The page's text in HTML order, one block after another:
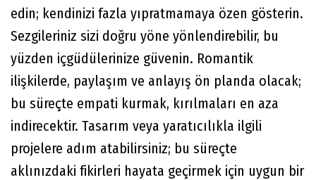
edin; kendinizi fazla yıpratmamaya özen gösterin.
Sezgileriniz sizi doğru yöne yönlendirebilir, bu
yüzden içgüdülerinize güvenin. Romantik
ilişkilerde, paylaşım ve anlayış ön planda olacak;
bu süreçte empati kurmak, kırılmaları en aza
indirecektir. Tasarım veya yaratıcılıkla ilgili
projelere adım atabilirsiniz; bu süreçte
aklınızdaki fikirleri hayata geçirmek için uygun bir